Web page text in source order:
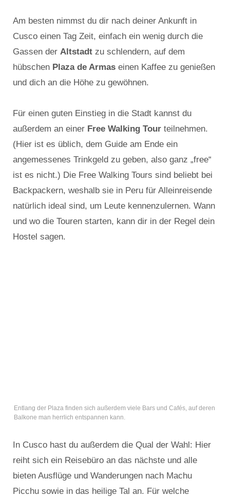
Am besten nimmst du dir nach deiner Ankunft in
Cusco einen Tag Zeit, einfach ein wenig durch die
Gassen der Altstadt zu schlendern, auf dem
hübschen Plaza de Armas einen Kaffee zu genießen
und dich an die Höhe zu gewöhnen.
Für einen guten Einstieg in die Stadt kannst du
außerdem an einer Free Walking Tour teilnehmen.
(Hier ist es üblich, dem Guide am Ende ein
angemessenes Trinkgeld zu geben, also ganz „free“
ist es nicht.) Die Free Walking Tours sind beliebt bei
Backpackern, weshalb sie in Peru für Alleinreisende
natürlich ideal sind, um Leute kennenzulernen. Wann
und wo die Touren starten, kann dir in der Regel dein
Hostel sagen.
Entlang der Plaza finden sich außerdem viele Bars und Cafés, auf deren
Balkone man herrlich entspannen kann.
In Cusco hast du außerdem die Qual der Wahl: Hier
reiht sich ein Reisebüro an das nächste und alle
bieten Ausflüge und Wanderungen nach Machu
Picchu sowie in das heilige Tal an. Für welche